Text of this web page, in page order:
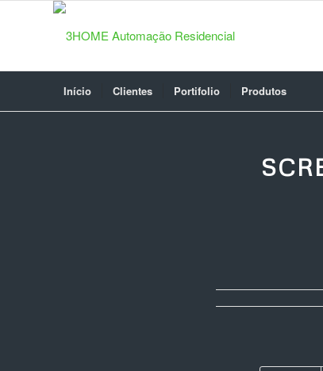
Início Clientes Portifolio Produtos